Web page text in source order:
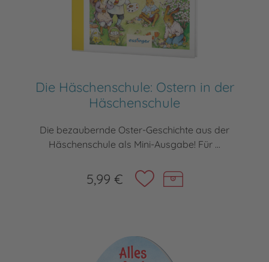
Die Häschenschule: Ostern in der
Häschenschule
Die bezaubernde Oster-Geschichte aus der
Häschenschule als Mini-Ausgabe! Für ...
5,99 €